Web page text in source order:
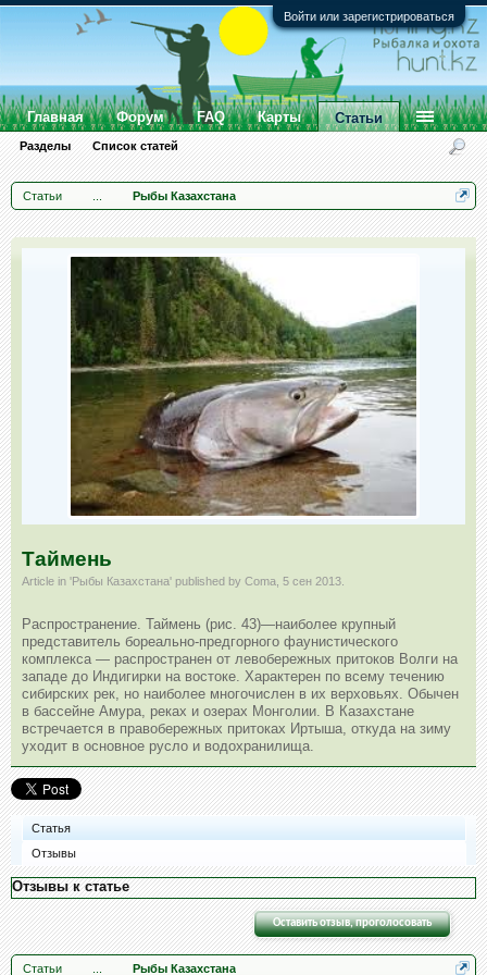
Войти или зарегистрироваться
Статьи Рыбы Казахстана
Таймень
Article in 'Рыбы Казахстана' published by Coma, 5 сен 2013.
Распространение. Таймень (рис. 43)—наиболее крупный
представитель бореально-предгорного фаунистического
комплекса — распространен от левобережных притоков Волги на
западе до Индигирки на востоке. Характерен по всему течению
сибирских рек, но наиболее многочислен в их верховьях. Обычен
в бассейне Амура, реках и озерах Монголии. В Казахстане
встречается в правобережных притоках Иртыша, откуда на зиму
уходит в основное русло и водохранилища.
Статья
Отзывы
Отзывы к статье
Оставить отзыв, проголосовать
Статьи ... Рыбы Казахстана
Главная Форум FAQ Карты Статьи
Разделы Список статей